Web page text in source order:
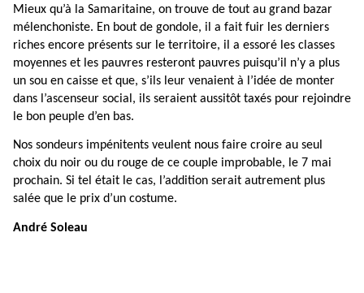
Mieux qu’à la Samaritaine, on trouve de tout au grand bazar
mélenchoniste. En bout de gondole, il a fait fuir les derniers
riches encore présents sur le territoire, il a essoré les classes
moyennes et les pauvres resteront pauvres puisqu’il n’y a plus
un sou en caisse et que, s’ils leur venaient à l’idée de monter
dans l’ascenseur social, ils seraient aussitôt taxés pour rejoindre
le bon peuple d’en bas.
Nos sondeurs impénitents veulent nous faire croire au seul
choix du noir ou du rouge de ce couple improbable, le 7 mai
prochain. Si tel était le cas, l’addition serait autrement plus
salée que le prix d’un costume.
André Soleau